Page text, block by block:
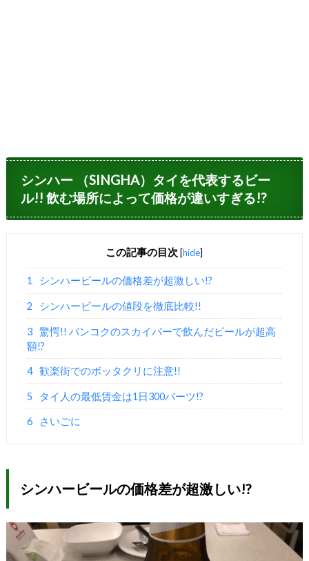
シンハー （SINGHA）タイを代表するビー
ル!! 飲む場所によって価格が違いすぎる!?
この記事の目次 [hide]
1 シンハービールの価格差が超激しい!?
2 シンハービールの値段を徹底比較!!
3 驚愕!! バンコクのスカイバーで飲んだビールが超高
額!?
4 歓楽街でのボッタクリに注意!!
5 タイ人の最低賃金は1日300バーツ!?
6 さいごに
シンハービールの価格差が超激しい!?